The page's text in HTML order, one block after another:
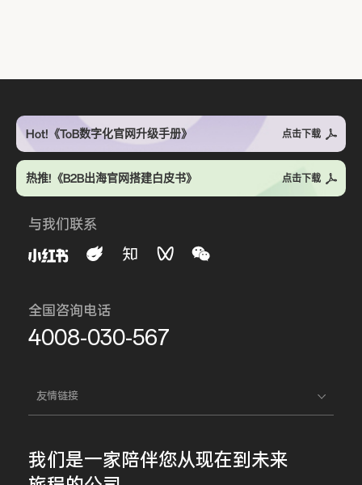
Hot!《ToB数字化官网升级手册》 点击下载
热推!《B2B出海官网搭建白皮书》 点击下载
与我们联系
全国咨询电话
4008-030-567
友情链接
我们是一家陪伴您从现在到未来